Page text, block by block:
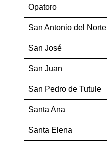
Opatoro
San Antonio del Norte
San José
San Juan
San Pedro de Tutule
Santa Ana
Santa Elena